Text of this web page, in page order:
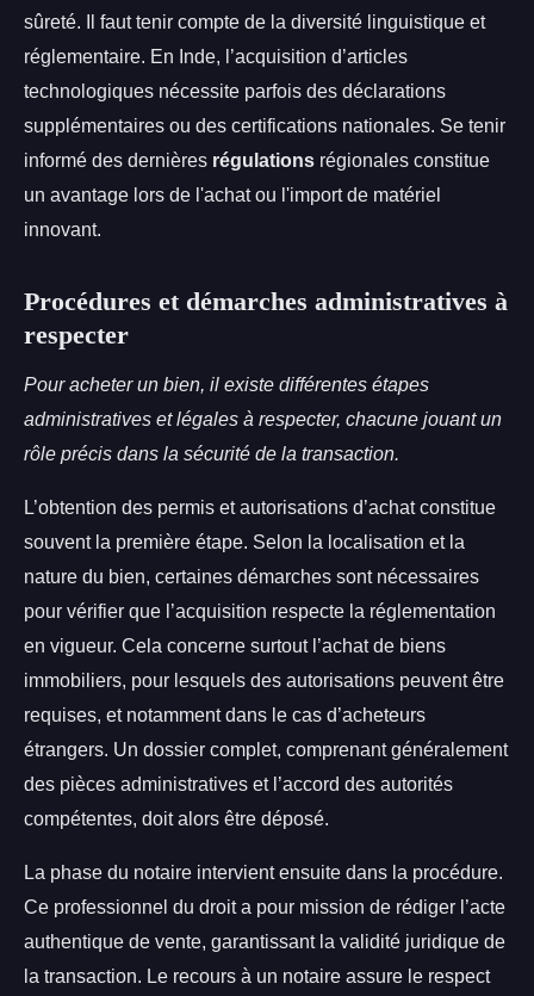
sûreté. Il faut tenir compte de la diversité linguistique et
réglementaire. En Inde, l’acquisition d’articles
technologiques nécessite parfois des déclarations
supplémentaires ou des certifications nationales. Se tenir
informé des dernières régulations régionales constitue
un avantage lors de l'achat ou l'import de matériel
innovant.
Procédures et démarches administratives à
respecter
Pour acheter un bien, il existe différentes étapes
administratives et légales à respecter, chacune jouant un
rôle précis dans la sécurité de la transaction.
L’obtention des permis et autorisations d’achat constitue
souvent la première étape. Selon la localisation et la
nature du bien, certaines démarches sont nécessaires
pour vérifier que l’acquisition respecte la réglementation
en vigueur. Cela concerne surtout l’achat de biens
immobiliers, pour lesquels des autorisations peuvent être
requises, et notamment dans le cas d’acheteurs
étrangers. Un dossier complet, comprenant généralement
des pièces administratives et l’accord des autorités
compétentes, doit alors être déposé.
La phase du notaire intervient ensuite dans la procédure.
Ce professionnel du droit a pour mission de rédiger l’acte
authentique de vente, garantissant la validité juridique de
la transaction. Le recours à un notaire assure le respect